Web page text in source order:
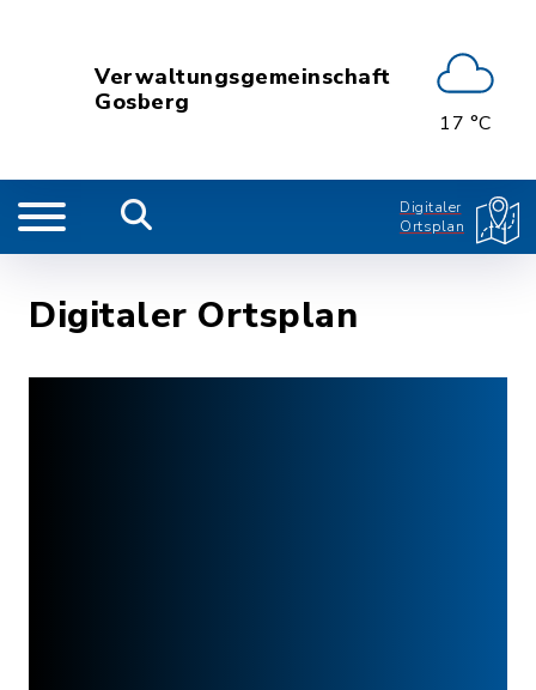
Verwaltungsgemeinschaft
Gosberg
17 °C
Digitaler
Ortsplan
Digitaler Ortsplan